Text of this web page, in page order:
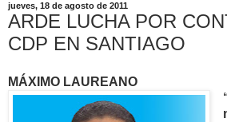
jueves, 18 de agosto de 2011
ARDE LUCHA POR
CDP EN SANTIAGO
MÁXIMO LAUREANO